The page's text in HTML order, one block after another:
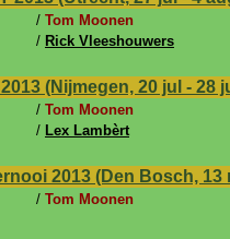
/ Tom Moonen
/ Rick Vleeshouwers
(Nijmegen, 20 jul - 28
/ Tom Moonen
/ Lex Lambèrt
2013 (Den Bosch, 13
/ Tom Moonen